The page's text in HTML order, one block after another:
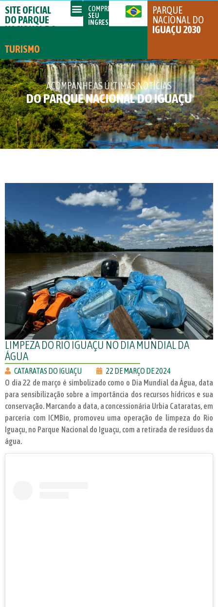
SITE OFICIAL
DO PARQUE
NACIONAL DO
TURISMO
COMPRE
SEU
INGRESSO
PARQUE
NACIONAL DO
IGUAÇU 2030
ACOMPANHE AS ÚLTIMAS NOTÍCIAS
DO PARQUE NACIONAL DO IGUAÇU
LIMPEZA DO RIO IGUAÇU NO DIA MUNDIAL DA
ÁGUA
CATARATAS DO IGUAÇU
22 DE MARÇO DE 2024
O dia 22 de março é simbolizado como o Dia Mundial da Água, data
para sensibilização sobre a importância dos recursos hídricos e sua
conservação. Marcando a data, a concessionária Urbia Cataratas, em
parceria com ICMBio, promoveu uma operação de limpeza do Rio
Iguaçu, no Parque Nacional do Iguaçu, com a retirada de resíduos da
água.